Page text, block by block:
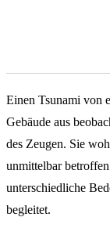
Einen Tsunami von
Gebäude aus
des Zeugen. Sie
unmittelbar
unterschiedliche
begleitet.